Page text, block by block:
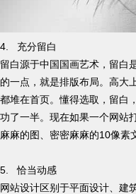
4. 充分留白
留白源于中国国画艺术，留白
的一点，就是排版布局。高大
都堆在首页。懂得选取，留白
功了一半。现在如果一个网站
麻麻的图、密密麻麻的10像素
5. 恰当动感
网站设计区别于平面设计、建